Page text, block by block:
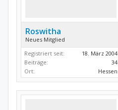
Roswitha
Neues Mitglied
Registriert seit:
18. März 2004
Beiträge:
34
Ort:
Hessen